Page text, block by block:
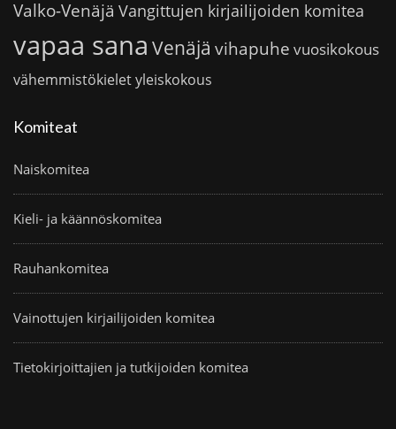
Valko-Venäjä Vangittujen kirjailijoiden komitea
vapaa sana Venäjä vihapuhe vuosikokous
vähemmistökieletyleiskokous
Komiteat
Naiskomitea
Kieli- ja käännöskomitea
Rauhankomitea
Vainottujen kirjailijoiden komitea
Tietokirjoittajien ja tutkijoiden komitea